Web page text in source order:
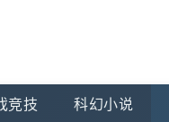
竞技 科幻小说